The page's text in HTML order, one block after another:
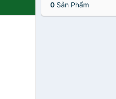
0Sản Phẩm